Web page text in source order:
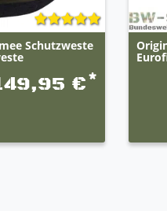
Schutzweste
€*